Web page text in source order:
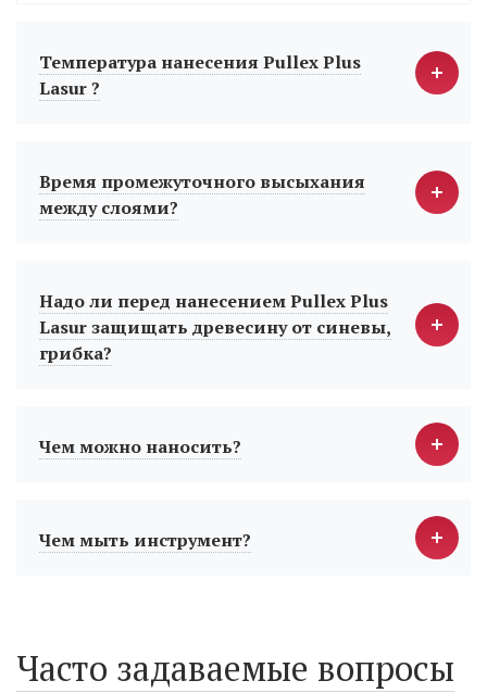
Температура нанесения Pullex Plus
Lasur ?
Время промежуточного высыхания
между слоями?
Надо ли перед нанесением Pullex Plus
Lasur защищать древесину от синевы,
грибка?
Чем можно наносить?
Чем мыть инструмент?
Часто задаваемые вопросы